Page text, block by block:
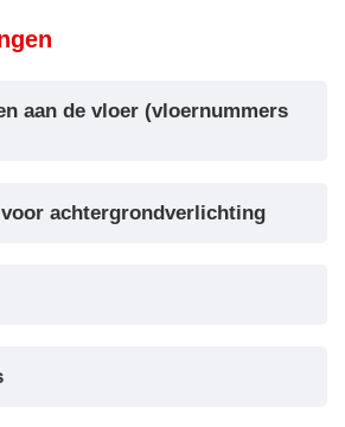
aan de vloer (vloernummers
achtergrondverlichting